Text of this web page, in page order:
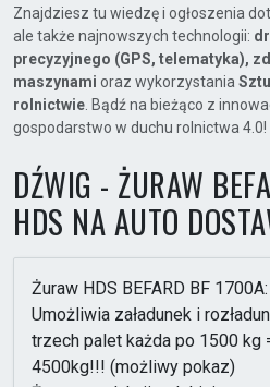
Znajdziesz tu wiedzę i ogłoszenia
ale także najnowszych technologii:
precyzyjnego (GPS, telematyka),
maszynami oraz wykorzystania
rolnictwie . Bądź na bieżąco z
gospodarstwo w duchu rolnictwa 4.0!
DŹWIG - ŻURAW
HDS NA AUTO
Żuraw HDS BEFARD BF 1700A:
Umożliwia załadunek i
trzech palet każda po 1500 kg
4500kg!!! (możliwy pokaz)